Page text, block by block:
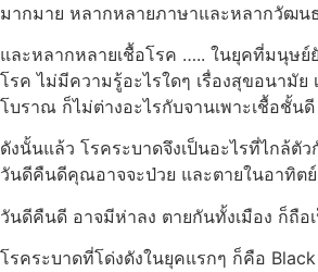
มากมาย หลากหลายภาษาและหลากวัฒน
และหลากหลายเชื้อโรค ….. ในยุคที่มนุษย์
โรค ไม่มีความรู้อะไรใดๆ เรื่องสุขอนามัย
โบราณ ก็ไม่ต่างอะไรกับจานเพาะเชื้อชั้นดี
ดังนั้นแล้ว โรคระบาดจึงเป็นอะไรที่ไกล้ตั
วันดีคืนดีคุณอาจจะป่วย และตายในอาทิต
วันดีคืนดี อาจมีห่าลง ตายกันทั้งเมือง ก็ถือเ
โรคระบาดที่โด่งดังในยุคแรกๆ ก็คือ